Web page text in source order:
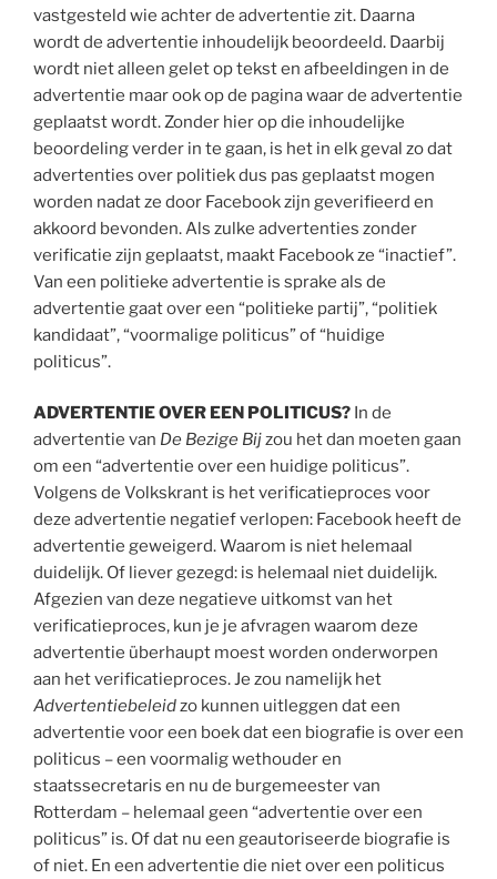
vastgesteld wie achter de advertentie zit. Daarna
wordt de advertentie inhoudelijk beoordeeld. Daarbij
wordt niet alleen gelet op tekst en afbeeldingen in de
advertentie maar ook op de pagina waar de advertentie
geplaatst wordt. Zonder hier op die inhoudelijke
beoordeling verder in te gaan, is het in elk geval zo dat
advertenties over politiek dus pas geplaatst mogen
worden nadat ze door Facebook zijn geverifieerd en
akkoord bevonden. Als zulke advertenties zonder
verificatie zijn geplaatst, maakt Facebook ze “inactief”.
Van een politieke advertentie is sprake als de
advertentie gaat over een “politieke partij”, “politiek
kandidaat”, “voormalige politicus” of “huidige
politicus”.
ADVERTENTIE OVER EEN POLITICUS? In de
advertentie van De Bezige Bijzou het dan moeten gaan
om een “advertentie over een huidige politicus”.
Volgens de Volkskrant is het verificatieproces voor
deze advertentie negatief verlopen: Facebook heeft de
advertentie geweigerd. Waarom is niet helemaal
duidelijk. Of liever gezegd: is helemaal niet duidelijk.
Afgezien van deze negatieve uitkomst van het
verificatieproces, kun je je afvragen waarom deze
advertentie überhaupt moest worden onderworpen
aan het verificatieproces. Je zou namelijk het
Advertentiebeleidzo kunnen uitleggen dat een
advertentie voor een boek dat een biografie is over een
politicus – een voormalig wethouder en
staatssecretaris en nu de burgemeester van
Rotterdam – helemaal geen “advertentie over een
politicus” is. Of dat nu een geautoriseerde biografie is
of niet. En een advertentie die niet over een politicus